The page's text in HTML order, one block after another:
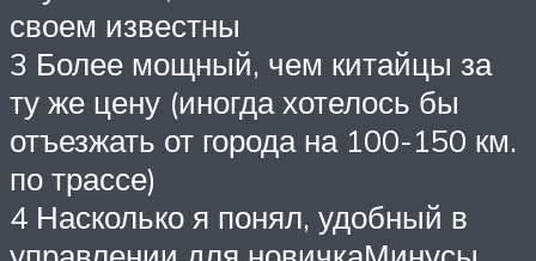
своем известны
3 Более мощный, чем китайцы за
ту же цену (иногда хотелось бы
отъезжать от города на 100-150 км.
по трассе)
4 Насколько я понял, удобный в